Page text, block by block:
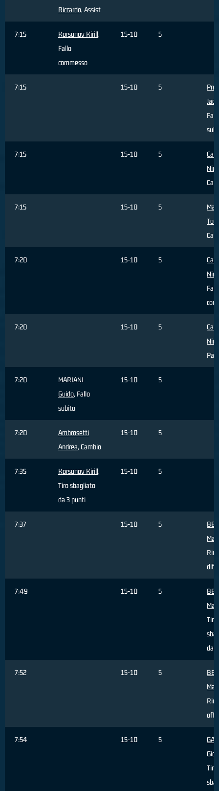
Riccardo, Assist
7:15 Korsunov Kirill,
Fallo
commesso
15-10 5
7:15 15-10 5
7:15 15-10 5
Carr
7:15 15-10 5
7:20 15-10 5
Carr
7:20 15-10 5
Carr
7:20
MARIANI
Guido, Fallo
subito
15-10 5
7:20
Ambrosetti
Andrea, Cambio
15-10 5
7:35 Korsunov Kirill,
Tiro sbagliato
da 3 punti
15-10 5
7:37 15-10 5
7:49 15-10 5
Tiro
7:52 15-10 5
7:54 15-10 5
Tiro